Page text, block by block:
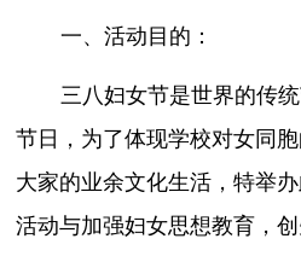
一、活动目的：
三八妇女节是世界的传
节日，为了体现学校对女同
大家的业余文化生活，特举
活动与加强妇女思想教育，